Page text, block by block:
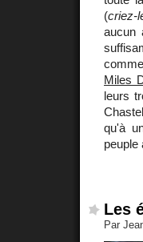
(criez-
aucun
Miles
leurs
qu'à
peuple
Les
Par